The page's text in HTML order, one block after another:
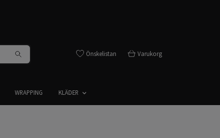
Önskelistan Varukorg
WRAPPING KLÄDER